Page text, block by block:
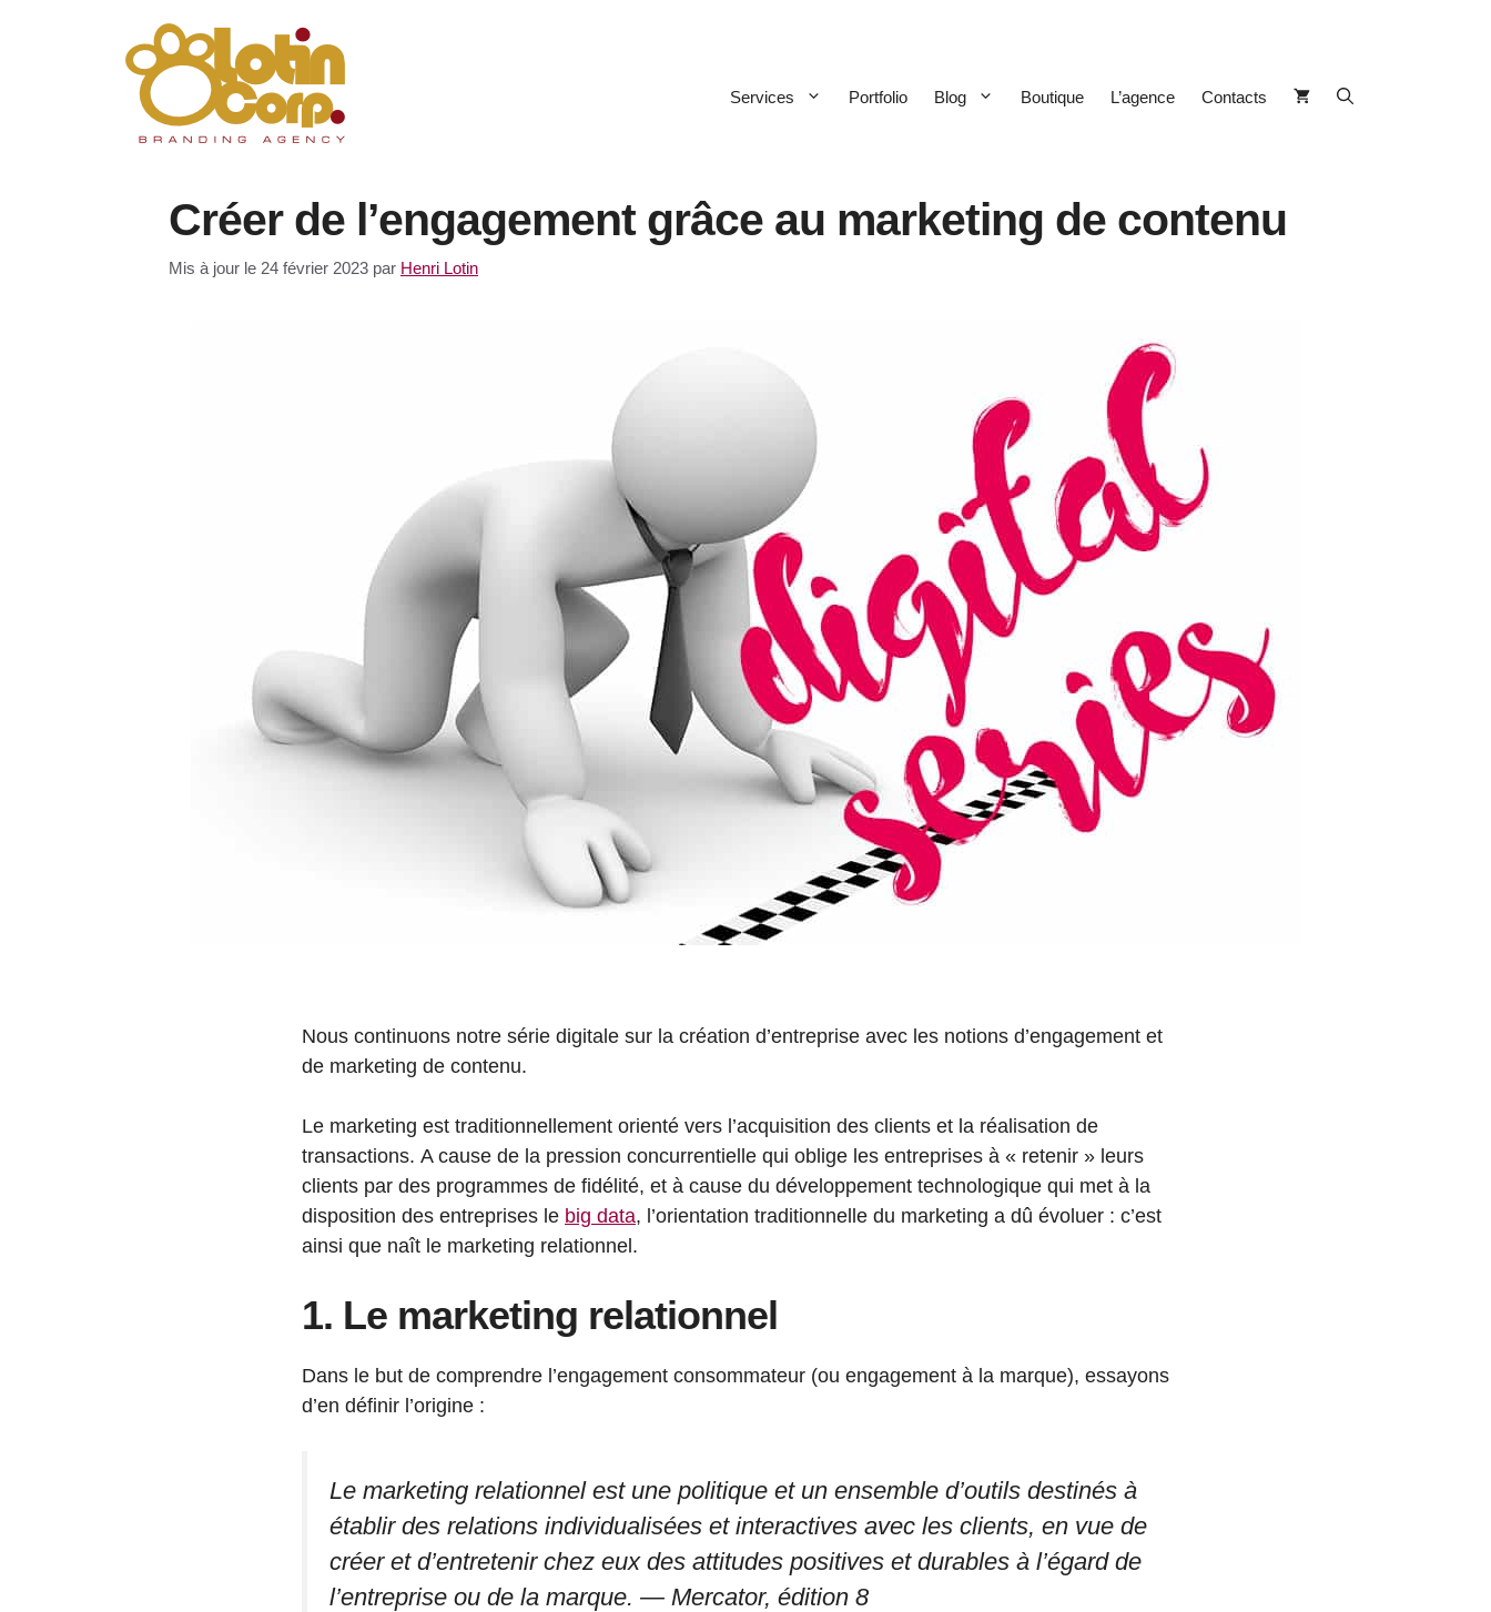
Services Portfolio Blog Boutique L’agence Contacts
Créer de l’engagement grâce au marketing de contenu
Mis à jour le 24 février 2023 par Henri Lotin
Nous continuons notre série digitale sur la création d’entreprise avec les notions d’engagement et
de marketing de contenu.
Le marketing est traditionnellement orienté vers l’acquisition des clients et la réalisation de
transactions. A cause de la pression concurrentielle qui oblige les entreprises à « retenir » leurs
clients par des programmes de fidélité, et à cause du développement technologique qui met à la
disposition des entreprises le big data, l’orientation traditionnelle du marketing a dû évoluer : c’est
ainsi que naît le marketing relationnel.
1. Le marketing relationnel
Dans le but de comprendre l’engagement consommateur (ou engagement à la marque), essayons
d’en définir l’origine :
Le marketing relationnel est une politique et un ensemble d’outils destinés à
établir des relations individualisées et interactives avec les clients, en vue de
créer et d’entretenir chez eux des attitudes positives et durables à l’égard de
l’entreprise ou de la marque. — Mercator, édition 8